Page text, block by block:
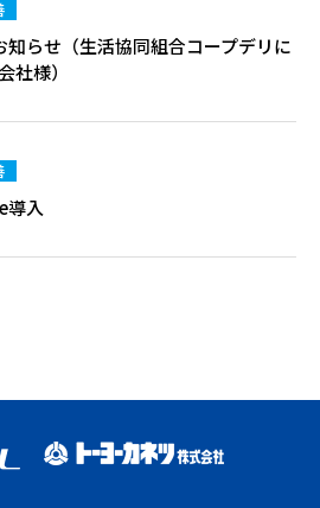
らせ（生活協同組合コープデリに
社様）
導入